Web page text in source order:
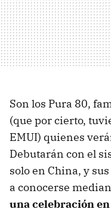
Son los Pura 80,
(que por cierto,
EMUI) quienes
Debutarán con el
solo en China, y
a conocerse
una celebración